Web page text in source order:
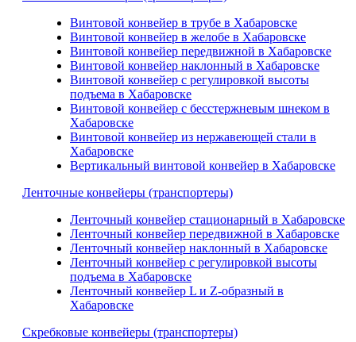
Винтовой конвейер в трубе в Хабаровске
Винтовой конвейер в желобе в Хабаровске
Винтовой конвейер передвижной в Хабаровске
Винтовой конвейер наклонный в Хабаровске
Винтовой конвейер с регулировкой высоты
подъема в Хабаровске
Винтовой конвейер с бесстержневым шнеком в
Хабаровске
Винтовой конвейер из нержавеющей стали в
Хабаровске
Вертикальный винтовой конвейер в Хабаровске
Ленточные конвейеры (транспортеры)
Ленточный конвейер стационарный в Хабаровске
Ленточный конвейер передвижной в Хабаровске
Ленточный конвейер наклонный в Хабаровске
Ленточный конвейер с регулировкой высоты
подъема в Хабаровске
Ленточный конвейер L и Z-образный в
Хабаровске
Скребковые конвейеры (транспортеры)